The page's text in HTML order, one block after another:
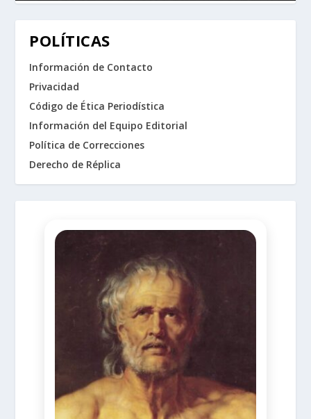
POLÍTICAS
Información de Contacto
Privacidad
Código de Ética Periodística
Información del Equipo Editorial
Política de Correcciones
Derecho de Réplica